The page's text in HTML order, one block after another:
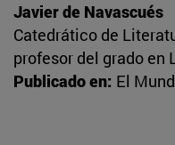
Javier de Navascués
Catedrático de
profesor del grado en
Publicado en: El